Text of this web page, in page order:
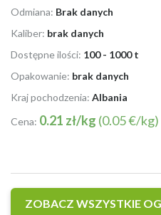
Odmiana: Brak danych
Kaliber: brak danych
Dostępne ilości: 100 - 1000 t
Opakowanie: brak danych
Kraj pochodzenia: Albania
Cena: 0.21 zł/kg (0.05 €/kg)
ZOBACZ WSZYSTKIE